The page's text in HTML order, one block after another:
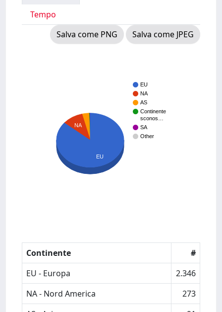
Tempo
Salva come PNG
Salva come JPEG
EU
NA
AS
Continente
sconos…
SA
Other
NA
EU
Continente
#
EU - Europa
2.346
NA - Nord America
273